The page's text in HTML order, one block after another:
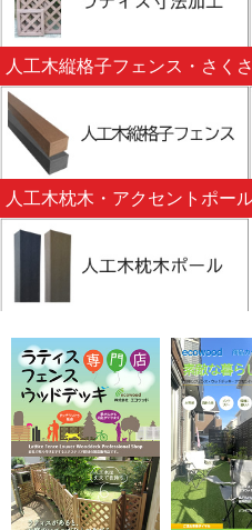
人工木縦格子フェンス・さく
人工木枕木・アクセントポー